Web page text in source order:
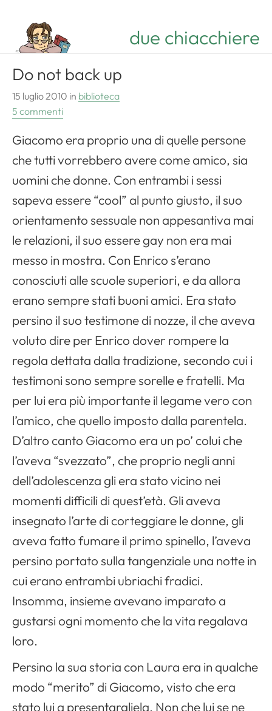
due chiacchiere
Do not back up
15 luglio 2010 in biblioteca
5 commenti
Giacomo era proprio una di quelle persone
che tutti vorrebbero avere come amico, sia
uomini che donne. Con entrambi i sessi
sapeva essere “cool” al punto giusto, il suo
orientamento sessuale non appesantiva mai
le relazioni, il suo essere gay non era mai
messo in mostra. Con Enrico s’erano
conosciuti alle scuole superiori, e da allora
erano sempre stati buoni amici. Era stato
persino il suo testimone di nozze, il che aveva
voluto dire per Enrico dover rompere la
regola dettata dalla tradizione, secondo cui i
testimoni sono sempre sorelle e fratelli. Ma
per lui era più importante il legame vero con
l’amico, che quello imposto dalla parentela.
D’altro canto Giacomo era un po’ colui che
l’aveva “svezzato”, che proprio negli anni
dell’adolescenza gli era stato vicino nei
momenti difficili di quest’età. Gli aveva
insegnato l’arte di corteggiare le donne, gli
aveva fatto fumare il primo spinello, l’aveva
persino portato sulla tangenziale una notte in
cui erano entrambi ubriachi fradici.
Insomma, insieme avevano imparato a
gustarsi ogni momento che la vita regalava
loro.
Persino la sua storia con Laura era in qualche
modo “merito” di Giacomo, visto che era
stato lui a presentargliela. Non che lui se ne